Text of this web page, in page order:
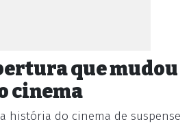
que mudou
cinema
história do cinema de suspense